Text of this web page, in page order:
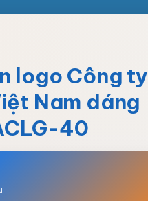
logo Công ty
Nam dáng
40